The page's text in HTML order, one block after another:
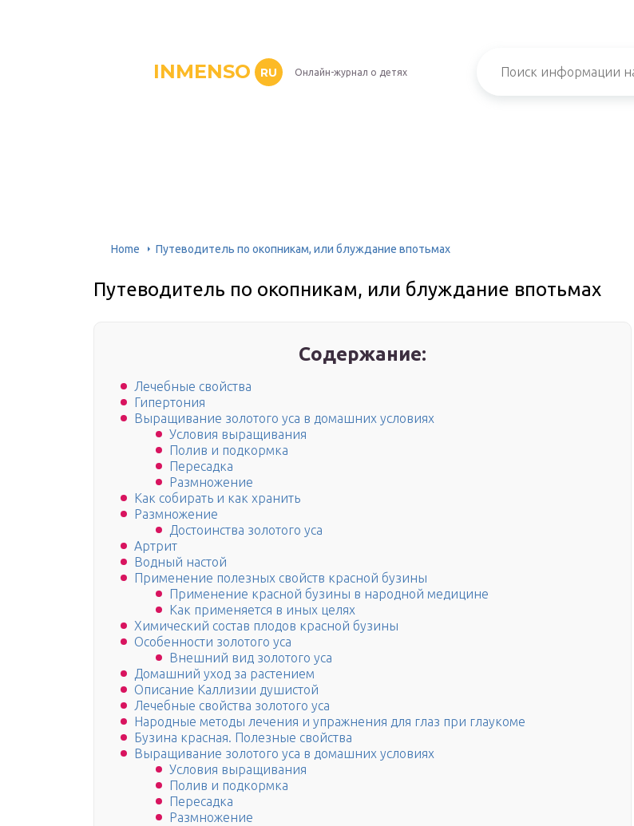
INMENSO RU Онлайн-журнал о детях
Home Путеводитель по окопникам, или блуждание впотьмах
Путеводитель по окопникам, или блуждание впотьмах
Содержание:
Лечебные свойства
Гипертония
Выращивание золотого уса в домашних условиях
Условия выращивания
Полив и подкормка
Пересадка
Размножение
Как собирать и как хранить
Размножение
Достоинства золотого уса
Артрит
Водный настой
Применение полезных свойств красной бузины
Применение красной бузины в народной медицине
Как применяется в иных целях
Химический состав плодов красной бузины
Особенности золотого уса
Внешний вид золотого уса
Домашний уход за растением
Описание Каллизии душистой
Лечебные свойства золотого уса
Народные методы лечения и упражнения для глаз при глаукоме
Бузина красная. Полезные свойства
Выращивание золотого уса в домашних условиях
Условия выращивания
Полив и подкормка
Пересадка
Размножение